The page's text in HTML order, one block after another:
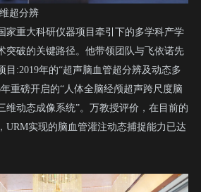
超分辨
家重大科研仪器项目牵引下的多学科产学
突破的关键路径。他带领团队与飞依诺先
目:2019年的“超声脑血管超分辨及动态多
重磅开启的“人体全脑经颅超声跨尺度脑
维动态成像系统”。万教授评价，在目前的
URM实现的脑血管灌注动态捕捉能力已达